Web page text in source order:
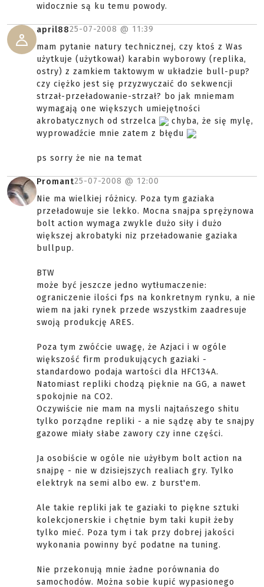
widocznie są ku temu powody.
april8825-07-2008 @ 11:39
mam pytanie natury technicznej, czy ktoś z Was
użytkuje (użytkował) karabin wyborowy (replika,
ostry) z zamkiem taktowym w układzie bull-pup?
czy ciężko jest się przyzwyczaić do sekwencji
strzał-przeładowanie-strzał? bo jak mniemam
wymagają one większych umiejętności
akrobatycznych od strzelca
chyba, że się mylę,
wyprowadźcie mnie zatem z błędu
ps sorry że nie na temat
Promant25-07-2008 @ 12:00
Nie ma wielkiej różnicy. Poza tym gaziaka
przeładowuje sie lekko. Mocna snajpa sprężynowa
bolt action wymaga zwykle dużo siły i dużo
większej akrobatyki niz przeładowanie gaziaka
bullpup.
BTW
może być jeszcze jedno wytłumaczenie:
ograniczenie ilości fps na konkretnym rynku, a nie
wiem na jaki rynek przede wszystkim zaadresuje
swoją produkcję ARES.
Poza tym zwóćcie uwagę, że Azjaci i w ogóle
większość firm produkujących gaziaki -
standardowo podaja wartości dla HFC134A.
Natomiast repliki chodzą pięknie na GG, a nawet
spokojnie na CO2.
Oczywiście nie mam na mysli najtańszego shitu
tylko porządne repliki - a nie sądzę aby te snajpy
gazowe miały słabe zawory czy inne części.
Ja osobiście w ogóle nie użyłbym bolt action na
snajpę - nie w dzisiejszych realiach gry. Tylko
elektryk na semi albo ew. z burst'em.
Ale takie repliki jak te gaziaki to piękne sztuki
kolekcjonerskie i chętnie bym taki kupił żeby
tylko mieć. Poza tym i tak przy dobrej jakości
wykonania powinny być podatne na tuning.
Nie przekonują mnie żadne porównania do
samochodów. Można sobie kupić wypasionego